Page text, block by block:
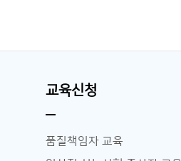
교육신청
품질책임자 교육